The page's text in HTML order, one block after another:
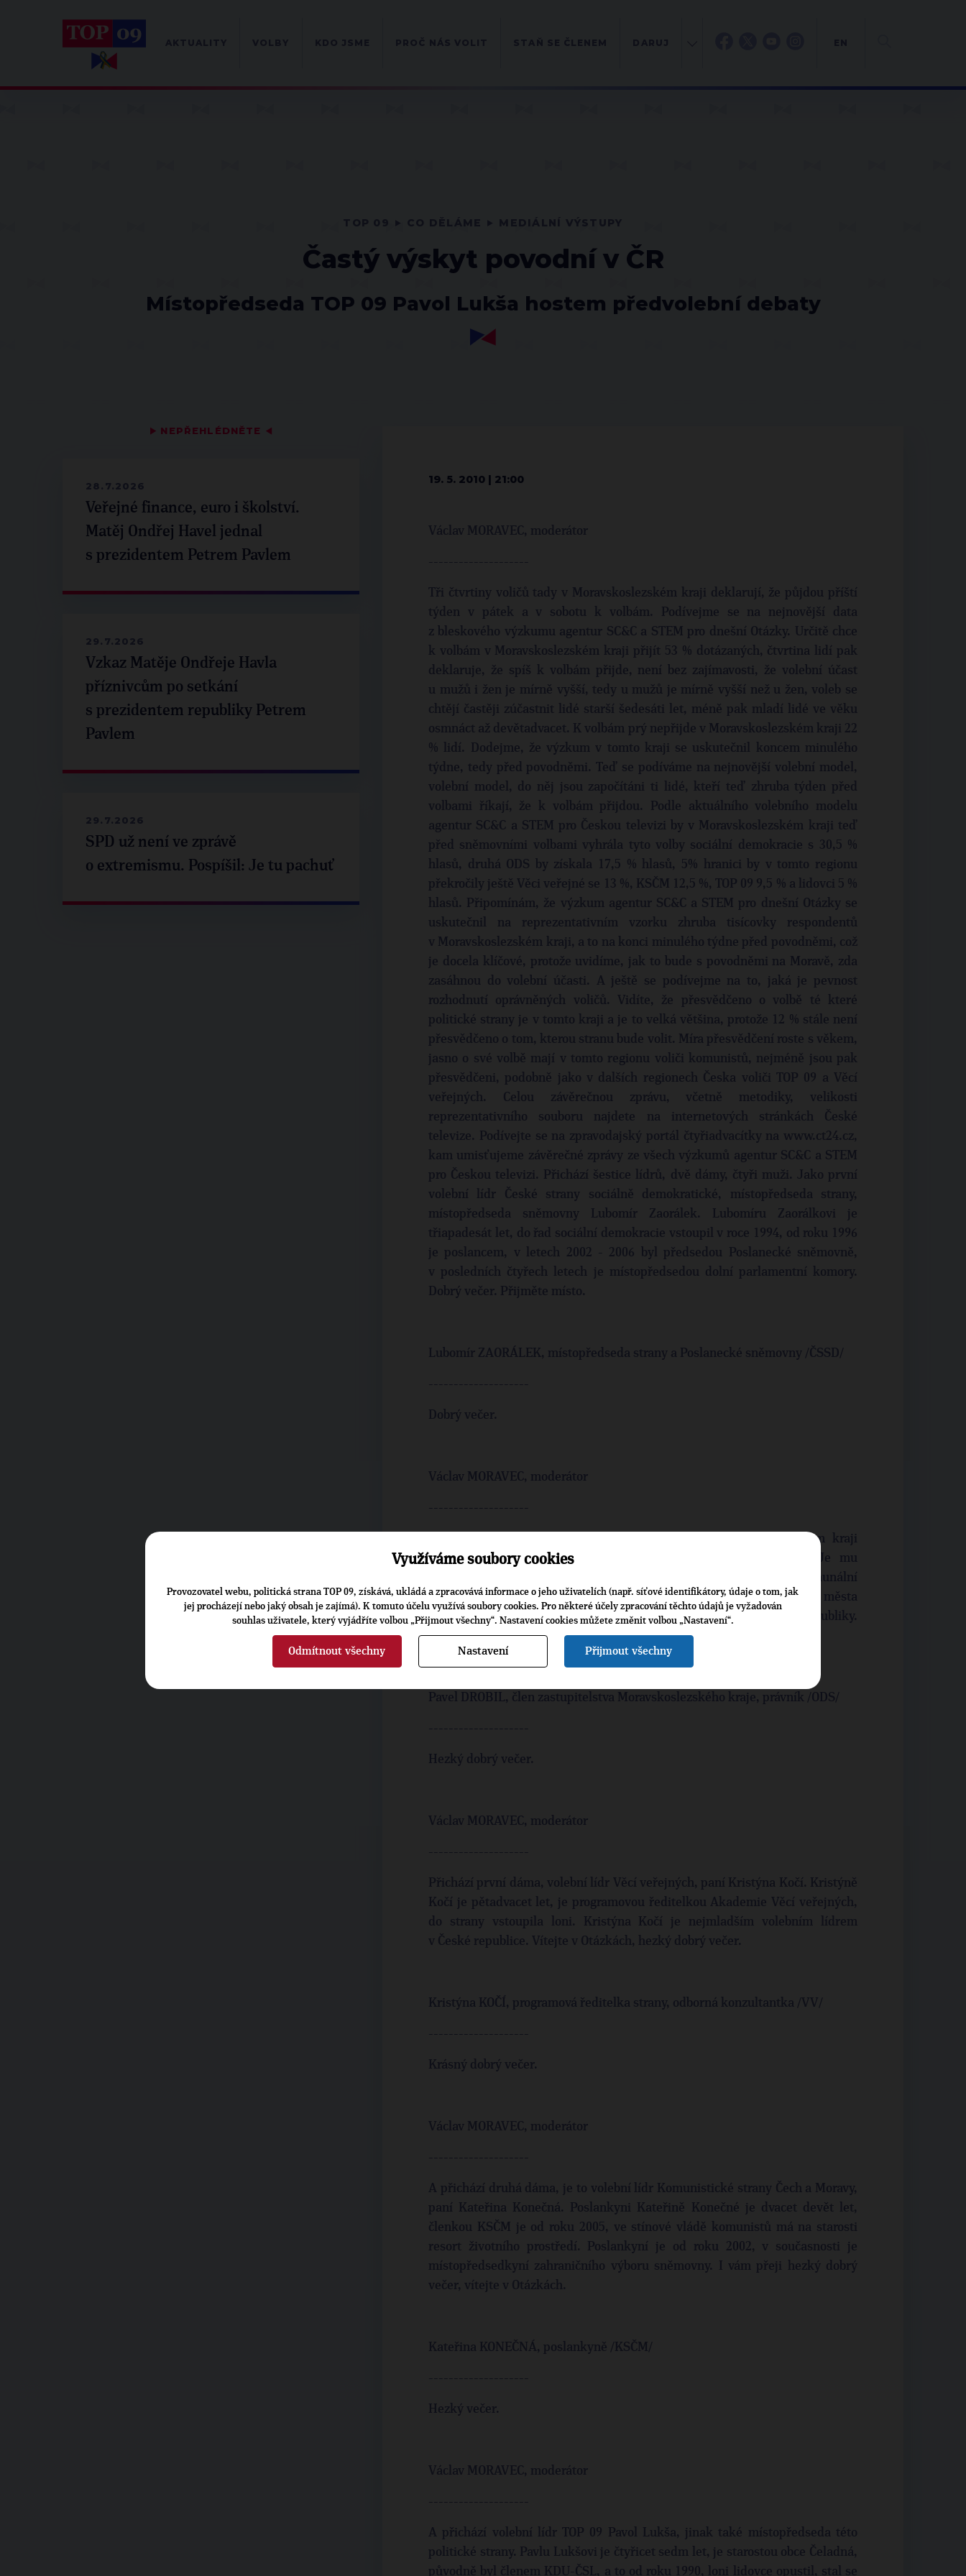
Častý výskyt povodní v ČR
Místopředseda TOP 09 Pavol Lukša hostem předvolební debaty
▶ NEPŘEHLÉDNĚTE ◀
28.7.2026
Veřejné finance, euro i školství.
Matěj Ondřej Havel jednal
s prezidentem Petrem Pavlem
29.7.2026
Vzkaz Matěje Ondřeje Havla
příznivcům po setkání
s prezidentem republiky Petrem
Pavlem
29.7.2026
SPD už není ve zprávě
o extremismu. Pospíšil: Je tu pachuť
19. 5. 2010 | 21:00
Václav MORAVEC, moderátor
--------------------
Tři čtvrtiny voličů tady v Moravskoslezském kraji deklarují, že půjdou příští
týden v pátek a v sobotu k volbám. Podívejme se na nejnovější data
z bleskového výzkumu agentur SC&C a STEM pro dnešní Otázky. Určitě chce
k volbám v Moravskoslezském kraji přijít 53 % dotázaných, čtvrtina lidí pak
deklaruje, že spíš k volbám přijde, není bez zajímavosti, že volební účast
u mužů i žen je mírně vyšší, tedy u mužů je mírně vyšší než u žen, voleb se
chtějí častěji zúčastnit lidé starší šedesáti let, méně pak mladí lidé ve věku
osmnáct až devětadvacet. K volbám prý nepřijde v Moravskoslezském kraji 22
% lidí. Dodejme, že výzkum v tomto kraji se uskutečnil koncem minulého
týdne, tedy před povodněmi. Teď se podíváme na nejnovější volební model,
volební model, do něj jsou započítáni ti lidé, kteří teď zhruba týden před
volbami říkají, že k volbám přijdou. Podle aktuálního volebního modelu
agentur SC&C a STEM pro Českou televizi by v Moravskoslezském kraji teď
před sněmovními volbami vyhrála tyto volby sociální demokracie s 30,5 %
hlasů, druhá ODS by získala 17,5 % hlasů, 5% hranici by v tomto regionu
překročily ještě Věci veřejné se 13 %, KSČM 12,5 %, TOP 09 9,5 % a lidovci 5 %
hlasů. Připomínám, že výzkum agentur SC&C a STEM pro dnešní Otázky se
uskutečnil na reprezentativním vzorku zhruba tisícovky respondentů
v Moravskoslezském kraji, a to na konci minulého týdne před povodněmi, což
je docela klíčové, protože uvidíme, jak to bude s povodněmi na Moravě, zda
zasáhnou do volební účasti. A ještě se podívejme na to, jaká je pevnost
rozhodnutí oprávněných voličů. Vidíte, že přesvědčeno o volbě té které
politické strany je v tomto kraji a je to velká většina, protože 12 % stále není
přesvědčeno o tom, kterou stranu bude volit. Míra přesvědčení roste s věkem,
jasno o své volbě mají v tomto regionu voliči komunistů, nejméně jsou pak
přesvědčeni, podobně jako v dalších regionech Česka voliči TOP 09 a Věcí
veřejných. Celou závěrečnou zprávu, včetně metodiky, velikosti
reprezentativního souboru najdete na internetových stránkách České
televize. Podívejte se na zpravodajský portál čtyřiadvacítky na www.ct24.cz,
kam umisťujeme závěrečné zprávy ze všech výzkumů agentur SC&C a STEM
pro Českou televizi. Přichází šestice lídrů, dvě dámy, čtyři muži. Jako první
volební lídr České strany sociálně demokratické, místopředseda strany,
místopředseda sněmovny Lubomír Zaorálek. Lubomíru Zaorálkovi je
třiapadesát let, do řad sociální demokracie vstoupil v roce 1994, od roku 1996
je poslancem, v letech 2002 - 2006 byl předsedou Poslanecké sněmovně,
v posledních čtyřech letech je místopředsedou dolní parlamentní komory.
Dobrý večer. Přijměte místo.
Lubomír ZAORÁLEK, místopředseda strany a Poslanecké sněmovny /ČSSD/
--------------------
Dobrý večer.
Václav MORAVEC, moderátor
--------------------
Kandidátku občanských demokratů vede tady v Moravskoslezském kraji
právník Pavel Drobil, také zastupitel Moravskoslezského kraje. Je mu
osmatřicet let, členem ODS je od roku 2000. Má zkušenosti z komunální
politiky, od roku 2002 do loňského roku byl členem zastupitelstva města
Bohumína. Od roku 2007 je předsedou dozorčí rady Lesů České republiky.
Hezký dobrý večer, vítejte.
Pavel DROBIL, člen zastupitelstva Moravskoslezského kraje, právník /ODS/
--------------------
Hezký dobrý večer.
Václav MORAVEC, moderátor
--------------------
Přichází první dáma, volební lídr Věcí veřejných, paní Kristýna Kočí. Kristýně
Kočí je pětadvacet let, je programovou ředitelkou Akademie Věcí veřejných,
do strany vstoupila loni. Kristýna Kočí je nejmladším volebním lídrem
v České republice. Vítejte v Otázkách, hezký dobrý večer.
Kristýna KOČÍ, programová ředitelka strany, odborná konzultantka /VV/
--------------------
Krásný dobrý večer.
Václav MORAVEC, moderátor
--------------------
A přichází druhá dáma, je to volební lídr Komunistické strany Čech a Moravy,
paní Kateřina Konečná. Poslankyni Kateřině Konečné je dvacet devět let,
členkou KSČM je od roku 2005, ve stínové vládě komunistů má na starosti
resort životního prostředí. Poslankyní je od roku 2002, v současnosti je
místopředsedkyní zahraničního výboru sněmovny. I vám přeji hezký dobrý
večer, vítejte v Otázkách.
Kateřina KONEČNÁ, poslankyně /KSČM/
--------------------
Hezký večer.
Václav MORAVEC, moderátor
--------------------
A přichází volební lídr TOP 09 Pavol Lukša, jinak také místopředseda této
politické strany. Pavlu Lukšovi je čtyřicet sedm let, je starostou obce Čeladná,
původně byl členem KDU-ČSL, a to od roku 1990, loni lidovce opustil, stal se
Využíváme soubory cookies
Provozovatel webu, politická strana TOP 09, získává, ukládá a zpracovává informace o jeho uživatelích (např. síťové identifikátory, údaje o tom, jak
jej procházejí nebo jaký obsah je zajímá). K tomuto účelu využívá soubory cookies. Pro některé účely zpracování těchto údajů je vyžadován
souhlas uživatele, který vyjádříte volbou „Přijmout všechny“. Nastavení cookies můžete změnit volbou „Nastavení“.
Odmítnout všechny Nastavení Přijmout všechny